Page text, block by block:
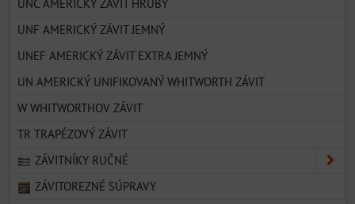
UNC AMERICKÝ ZÁVIT HRUBÝ
UNF AMERICKÝ ZÁVIT JEMNÝ
UNEF AMERICKÝ ZÁVIT EXTRA JEMNÝ
UN AMERICKÝ UNIFIKOVANÝ WHITWORTH ZÁVIT
W WHITWORTHOV ZÁVIT
TR TRAPÉZOVÝ ZÁVIT
ZÁVITNÍKY RUČNÉ
ZÁVITOREZNÉ SÚPRAVY